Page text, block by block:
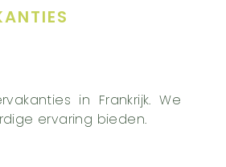
Natuur Verblijf
in Frankrijk. We
ervaring bieden.